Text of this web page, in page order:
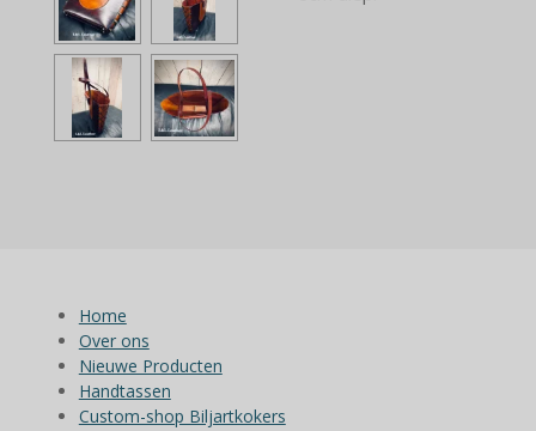
Home
Over ons
Nieuwe Producten
Handtassen
Custom-shop Biljartkokers